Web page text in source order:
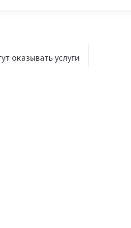
оказывать услуги